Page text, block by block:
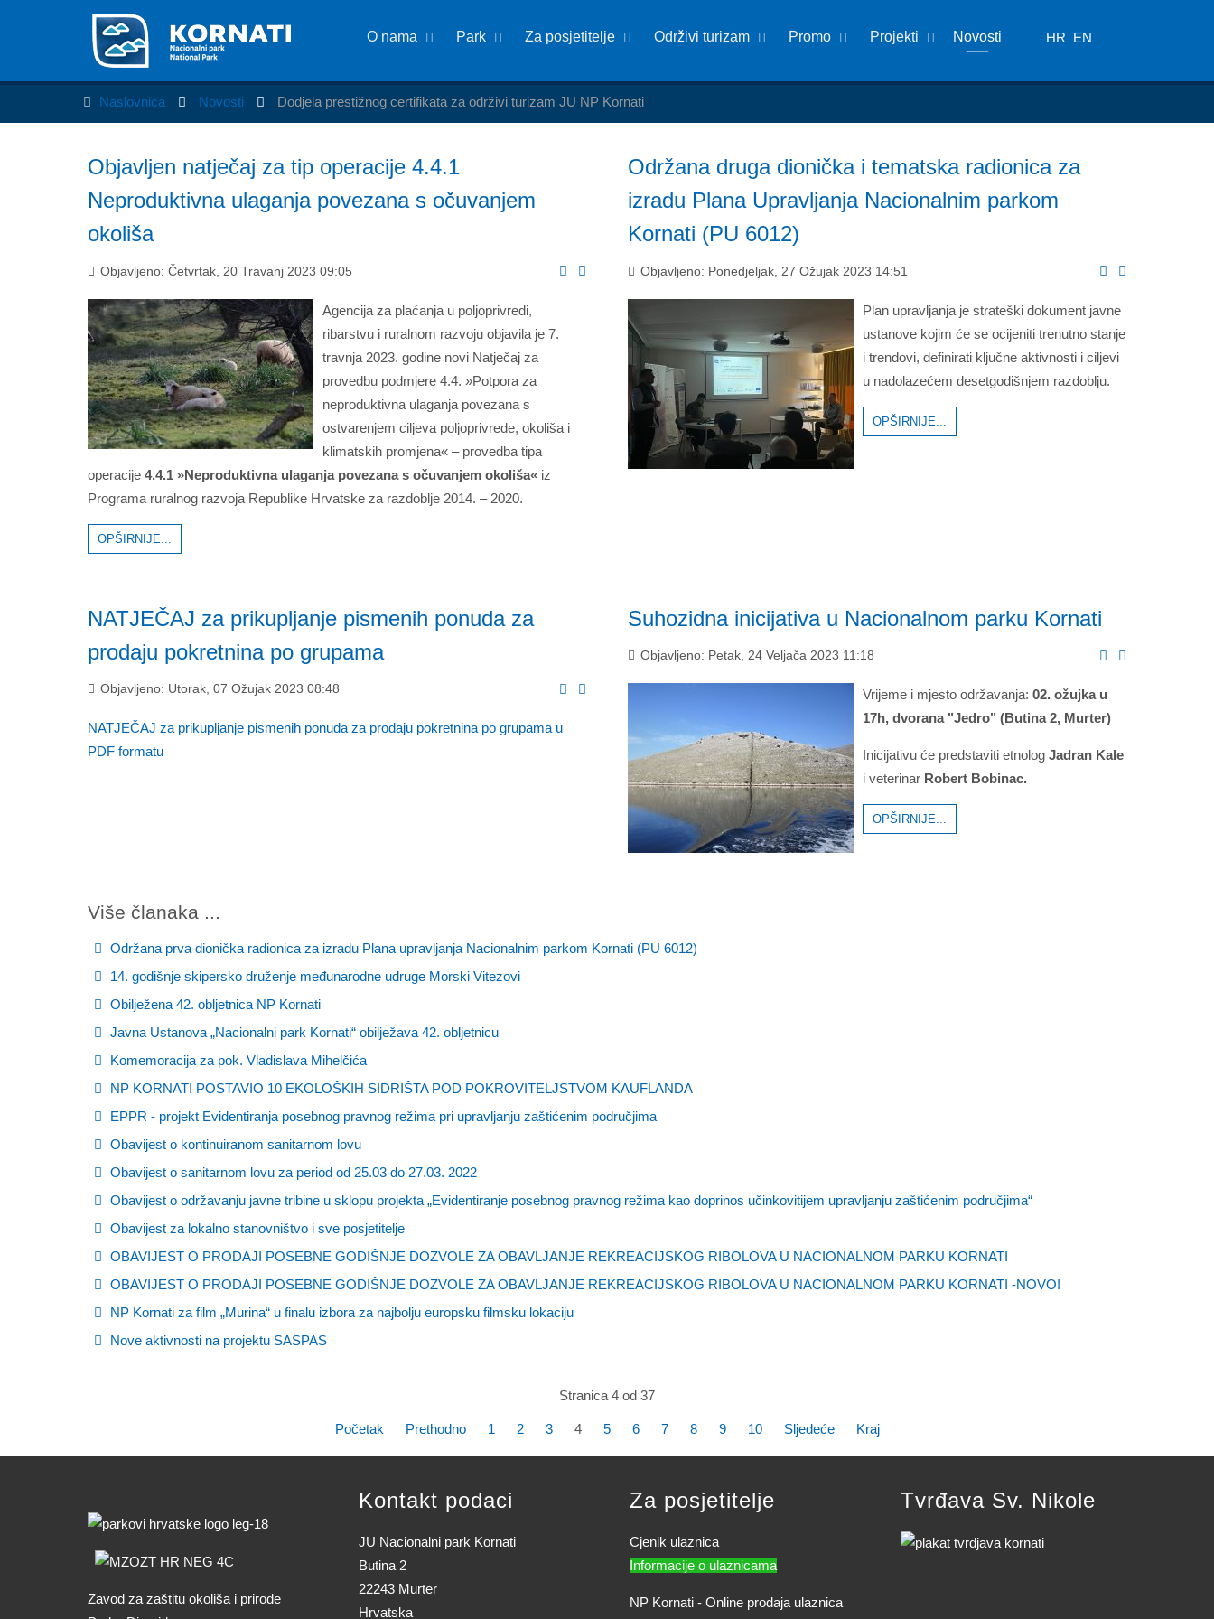
O nama Park Za posjetitelje Održivi turizam Promo Projekti Novosti HR EN
Naslovnica Novosti Dodjela prestižnog certifikata za održivi turizam JU NP Kornati
Objavljen natječaj za tip operacije 4.4.1
Neproduktivna ulaganja povezana s očuvanjem
okoliša
Objavljeno: Četvrtak, 20 Travanj 2023 09:05
Agencija za plaćanja u poljoprivredi,
ribarstvu i ruralnom razvoju objavila je 7.
travnja 2023. godine novi Natječaj za
provedbu podmjere 4.4. »Potpora za
neproduktivna ulaganja povezana s
ostvarenjem ciljeva poljoprivrede, okoliša i
klimatskih promjena« – provedba tipa
operacije 4.4.1 »Neproduktivna ulaganja povezana s očuvanjem okoliša« iz
Programa ruralnog razvoja Republike Hrvatske za razdoblje 2014. – 2020.
OPŠIRNIJE...
Održana druga dionička i tematska radionica za
izradu Plana Upravljanja Nacionalnim parkom
Kornati (PU 6012)
Objavljeno: Ponedjeljak, 27 Ožujak 2023 14:51
Plan upravljanja je strateški dokument javne
ustanove kojim će se ocijeniti trenutno stanje
i trendovi, definirati ključne aktivnosti i ciljevi
u nadolazećem desetgodišnjem razdoblju.
OPŠIRNIJE...
NATJEČAJ za prikupljanje pismenih ponuda za
prodaju pokretnina po grupama
Objavljeno: Utorak, 07 Ožujak 2023 08:48
NATJEČAJ za prikupljanje pismenih ponuda za prodaju pokretnina po grupama u
PDF formatu
Suhozidna inicijativa u Nacionalnom parku Kornati
Objavljeno: Petak, 24 Veljača 2023 11:18
Vrijeme i mjesto održavanja: 02. ožujka u
17h, dvorana "Jedro" (Butina 2, Murter)
Inicijativu će predstaviti etnolog Jadran Kale
i veterinar Robert Bobinac.
OPŠIRNIJE...
Više članaka ...
Održana prva dionička radionica za izradu Plana upravljanja Nacionalnim parkom Kornati (PU 6012)
14. godišnje skipersko druženje međunarodne udruge Morski Vitezovi
Obilježena 42. obljetnica NP Kornati
Javna Ustanova „Nacionalni park Kornati“ obilježava 42. obljetnicu
Komemoracija za pok. Vladislava Mihelčića
NP KORNATI POSTAVIO 10 EKOLOŠKIH SIDRIŠTA POD POKROVITELJSTVOM KAUFLANDA
EPPR - projekt Evidentiranja posebnog pravnog režima pri upravljanju zaštićenim područjima
Obavijest o kontinuiranom sanitarnom lovu
Obavijest o sanitarnom lovu za period od 25.03 do 27.03. 2022
Obavijest o održavanju javne tribine u sklopu projekta „Evidentiranje posebnog pravnog režima kao doprinos učinkovitijem upravljanju zaštićenim područjima“
Obavijest za lokalno stanovništvo i sve posjetitelje
OBAVIJEST O PRODAJI POSEBNE GODIŠNJE DOZVOLE ZA OBAVLJANJE REKREACIJSKOG RIBOLOVA U NACIONALNOM PARKU KORNATI
OBAVIJEST O PRODAJI POSEBNE GODIŠNJE DOZVOLE ZA OBAVLJANJE REKREACIJSKOG RIBOLOVA U NACIONALNOM PARKU KORNATI -NOVO!
NP Kornati za film „Murina“ u finalu izbora za najbolju europsku filmsku lokaciju
Nove aktivnosti na projektu SASPAS
Stranica 4 od 37
Početak Prethodno 1 2 3 4 5 6 7 8 9 10 Sljedeće Kraj
Zavod za zaštitu okoliša i prirode
Kontakt podaci
JU Nacionalni park Kornati
Butina 2
22243 Murter
Hrvatska
Za posjetitelje
Cjenik ulaznica
Informacije o ulaznicama
NP Kornati - Online prodaja ulaznica
Tvrđava Sv. Nikole